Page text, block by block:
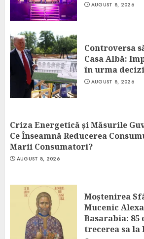
AUGUST 8, 2026
Controversa
Casa Albă:
în urma
AUGUST 8, 2026
Criza Energetică și Măsurile
Ce Înseamnă Reducerea
Marii Consumatori?
AUGUST 8, 2026
Moștenirea
Mucenic
Basarabia: 85
trecerea sa la